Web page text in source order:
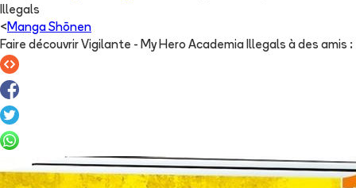
Illegals
< Manga Shōnen
Faire découvrir Vigilante - My Hero Academia Illegals à des amis :